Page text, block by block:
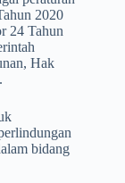
2020
24 Tahun
Hak
bidang